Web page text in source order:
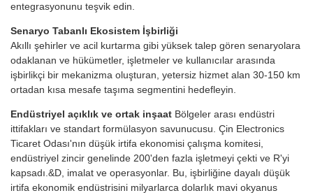
entegrasyonunu teşvik edin.
Senaryo Tabanlı Ekosistem İşbirliği
Akıllı şehirler ve acil kurtarma gibi yüksek talep gören senaryolara
odaklanan ve hükümetler, işletmeler ve kullanıcılar arasında
işbirlikçi bir mekanizma oluşturan, yetersiz hizmet alan 30-150 km
ortadan kısa mesafe taşıma segmentini hedefleyin.
Endüstriyel açıklık ve ortak inşaat Bölgeler arası endüstri
ittifakları ve standart formülasyon savunucusu. Çin Electronics
Ticaret Odası'nın düşük irtifa ekonomisi çalışma komitesi,
endüstriyel zincir genelinde 200'den fazla işletmeyi çekti ve R'yi
kapsadı.&D, imalat ve operasyonlar. Bu, işbirliğine dayalı düşük
irtifa ekonomik endüstrisini milyarlarca dolarlık mavi okyanus